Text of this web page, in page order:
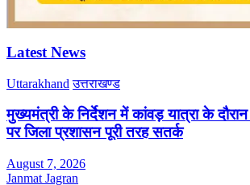
Latest News
Uttarakhand उत्तराखण्ड
मुख्यमंत्री के निर्देशन में कांवड़ यात्रा के
पर जिला प्रशासन पूरी तरह सतर्क
August 7, 2026
Janmat Jagran